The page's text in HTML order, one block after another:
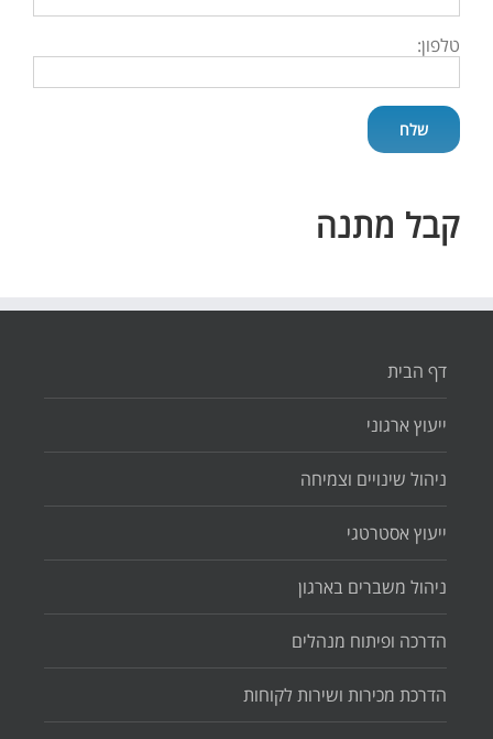
טלפון:
קבל מתנה
דף הבית
ייעוץ ארגוני
ניהול שינויים וצמיחה
ייעוץ אסטרטגי
ניהול משברים בארגון
הדרכה ופיתוח מנהלים
הדרכת מכירות ושירות לקוחות